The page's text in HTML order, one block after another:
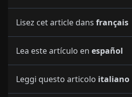
Lisez cet article dans français
Lea este artículo en español
Leggi questo articolo italiano